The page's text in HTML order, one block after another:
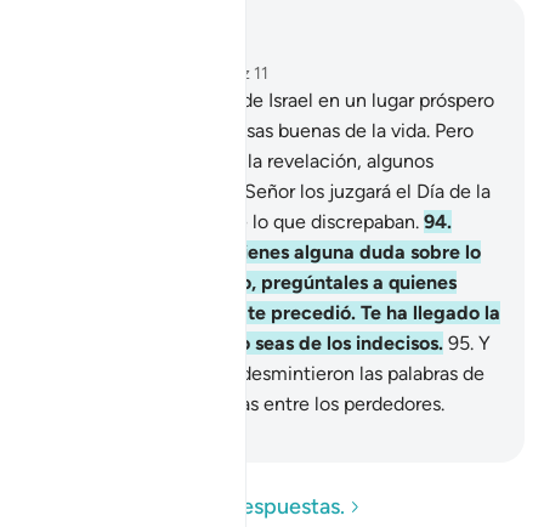
Lea las preguntas y respuestas.
Capítulo 10, Página 219, Juz 11
Establecí al pueblo de Israel en un lugar próspero
y lo sustenté con las cosas buenas de la vida. Pero
cuando se les presentó la revelación, algunos
creyeron y otros no. Tu Señor los juzgará el Día de la
Resurrección acerca de lo que discrepaban. 94.
[¡Oh, Mujámmad!] Si tienes alguna duda sobre lo
que te ha sido revelado, pregúntales a quienes
leían la revelación que te precedió. Te ha llegado la
Verdad de tu Señor, no seas de los indecisos. 95. Y
no seas como quienes desmintieron las palabras de
Dios, porque te contarías entre los perdedores.